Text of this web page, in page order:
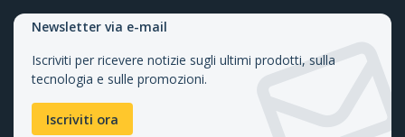
Newsletter via e-mail
Iscriviti per ricevere notizie sugli ultimi prodotti, sulla
tecnologia e sulle promozioni.
Iscriviti ora